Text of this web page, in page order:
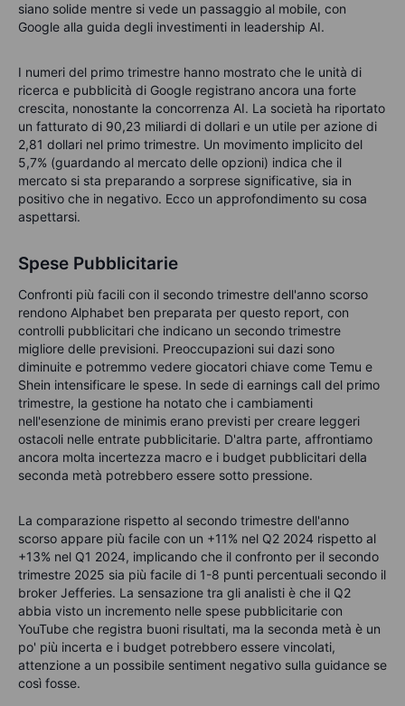
siano solide mentre si vede un passaggio al mobile, con
Google alla guida degli investimenti in leadership AI.
I numeri del primo trimestre hanno mostrato che le unità di
ricerca e pubblicità di Google registrano ancora una forte
crescita, nonostante la concorrenza AI. La società ha riportato
un fatturato di 90,23 miliardi di dollari e un utile per azione di
2,81 dollari nel primo trimestre. Un movimento implicito del
5,7% (guardando al mercato delle opzioni) indica che il
mercato si sta preparando a sorprese significative, sia in
positivo che in negativo. Ecco un approfondimento su cosa
aspettarsi.
Spese Pubblicitarie
Confronti più facili con il secondo trimestre dell'anno scorso
rendono Alphabet ben preparata per questo report, con
controlli pubblicitari che indicano un secondo trimestre
migliore delle previsioni. Preoccupazioni sui dazi sono
diminuite e potremmo vedere giocatori chiave come Temu e
Shein intensificare le spese. In sede di earnings call del primo
trimestre, la gestione ha notato che i cambiamenti
nell'esenzione de minimis erano previsti per creare leggeri
ostacoli nelle entrate pubblicitarie. D'altra parte, affrontiamo
ancora molta incertezza macro e i budget pubblicitari della
seconda metà potrebbero essere sotto pressione.
La comparazione rispetto al secondo trimestre dell'anno
scorso appare più facile con un +11% nel Q2 2024 rispetto al
+13% nel Q1 2024, implicando che il confronto per il secondo
trimestre 2025 sia più facile di 1-8 punti percentuali secondo il
broker Jefferies. La sensazione tra gli analisti è che il Q2
abbia visto un incremento nelle spese pubblicitarie con
YouTube che registra buoni risultati, ma la seconda metà è un
po' più incerta e i budget potrebbero essere vincolati,
attenzione a un possibile sentiment negativo sulla guidance se
così fosse.